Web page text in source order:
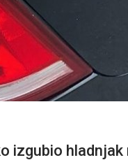
izgubio